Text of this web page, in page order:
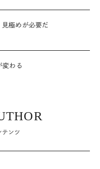
見極めが必要だ
変わる
テンツ